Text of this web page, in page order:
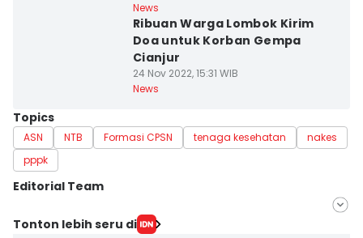
News
Ribuan Warga Lombok Kirim
Doa untuk Korban Gempa
Cianjur
24 Nov 2022, 15:31 WIB
News
Topics
ASN NTB Formasi CPSN tenaga kesehatan
nakes
pppk
Editorial Team
Editor
Tonton lebih seru di